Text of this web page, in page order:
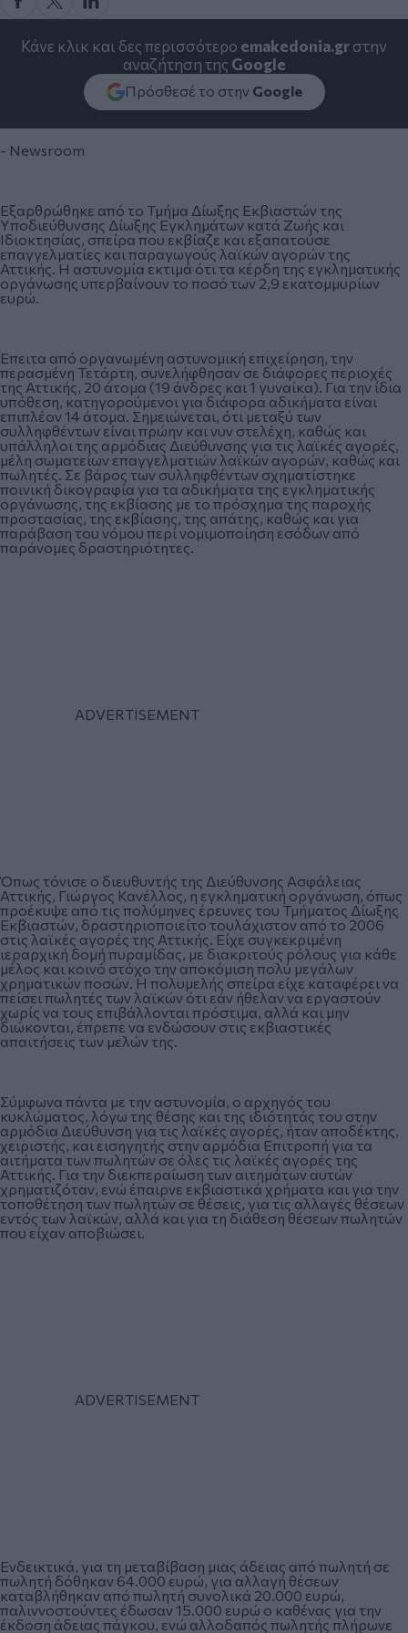
Κάνε κλικ και δες περισσότερο emakedonia.grστην
αναζήτηση της Google
Πρόσθεσέ το στην Google
- Newsroom
Εξαρθρώθηκε από το Τμήμα Δίωξης Εκβιαστών της
Υποδιεύθυνσης Δίωξης Εγκλημάτων κατά Ζωής και
Ιδιοκτησίας, σπείρα που εκβίαζε και εξαπατούσε
επαγγελματίες και παραγωγούς λαϊκών αγορών της
Αττικής. Η αστυνομία εκτιμά ότι τα κέρδη της εγκληματικής
οργάνωσης υπερβαίνουν το ποσό των 2,9 εκατομμυρίων
ευρώ.
Επειτα από οργανωμένη αστυνομική επιχείρηση, την
περασμένη Τετάρτη, συνελήφθησαν σε διάφορες περιοχές
της Αττικής, 20 άτομα (19 άνδρες και 1 γυναίκα). Για την ίδια
υπόθεση, κατηγορούμενοι για διάφορα αδικήματα είναι
επιπλέον 14 άτομα. Σημειώνεται, ότι μεταξύ των
συλληφθέντων είναι πρώην και νυν στελέχη, καθώς και
υπάλληλοι της αρμόδιας Διεύθυνσης για τις λαϊκές αγορές,
μέλη σωματείων επαγγελματιών λαϊκών αγορών, καθώς και
πωλητές. Σε βάρος των συλληφθέντων σχηματίστηκε
ποινική δικογραφία για τα αδικήματα της εγκληματικής
οργάνωσης, της εκβίασης με το πρόσχημα της παροχής
προστασίας, της εκβίασης, της απάτης, καθώς και για
παράβαση του νόμου περί νομιμοποίηση εσόδων από
παράνομες δραστηριότητες.
Όπως τόνισε ο διευθυντής της Διεύθυνσης Ασφάλειας
Αττικής, Γιώργος Κανέλλος, η εγκληματική οργάνωση, όπως
προέκυψε από τις πολύμηνες έρευνες του Τμήματος Δίωξης
Εκβιαστών, δραστηριοποιείτο τουλάχιστον από το 2006
στις λαϊκές αγορές της Αττικής. Είχε συγκεκριμένη
ιεραρχική δομή πυραμίδας, με διακριτούς ρόλους για κάθε
μέλος και κοινό στόχο την αποκόμιση πολύ μεγάλων
χρηματικών ποσών. Η πολυμελής σπείρα είχε καταφέρει να
πείσει πωλητές των λαϊκών ότι εάν ήθελαν να εργαστούν
χωρίς να τους επιβάλλονται πρόστιμα, αλλά και μην
διώκονται, έπρεπε να ενδώσουν στις εκβιαστικές
απαιτήσεις των μελών της.
Σύμφωνα πάντα με την αστυνομία, ο αρχηγός του
κυκλώματος, λόγω της θέσης και της ιδιότητάς του στην
αρμόδια Διεύθυνση για τις λαϊκές αγορές, ήταν αποδέκτης,
χειριστής, και εισηγητής στην αρμόδια Επιτροπή για τα
αιτήματα των πωλητών σε όλες τις λαϊκές αγορές της
Αττικής. Για την διεκπεραίωση των αιτημάτων αυτών
χρηματιζόταν, ενώ έπαιρνε εκβιαστικά χρήματα και για την
τοποθέτηση των πωλητών σε θέσεις, για τις αλλαγές θέσεων
εντός των λαϊκών, αλλά και για τη διάθεση θέσεων πωλητών
που είχαν αποβιώσει.
Ενδεικτικά, για τη μεταβίβαση μιας άδειας από πωλητή σε
πωλητή δόθηκαν 64.000 ευρώ, για αλλαγή θέσεων
καταβλήθηκαν από πωλητή συνολικά 20.000 ευρώ,
παλιννοστούντες έδωσαν 15.000 ευρώ ο καθένας για την
έκδοση άδειας πάγκου, ενώ αλλοδαπός πωλητής πλήρωνε